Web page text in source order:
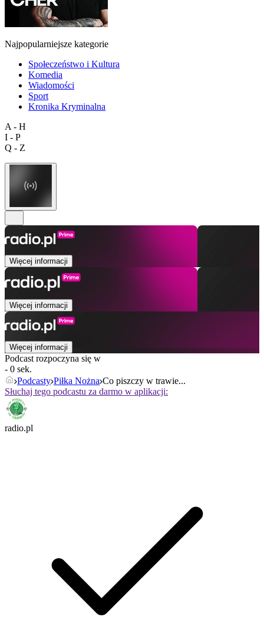
Najpopularniejsze kategorie
Społeczeństwo i Kultura
Komedia
Wiadomości
Sport
Kronika Kryminalna
A - H
I - P
Q - Z
Więcej informacji
Więcej informacji
Więcej informacji
Podcast rozpoczyna się w
- 0 sek.
Podcasty Piłka Nożna Co piszczy w trawie...
Słuchaj tego podcastu za darmo w aplikacji:
radio.pl